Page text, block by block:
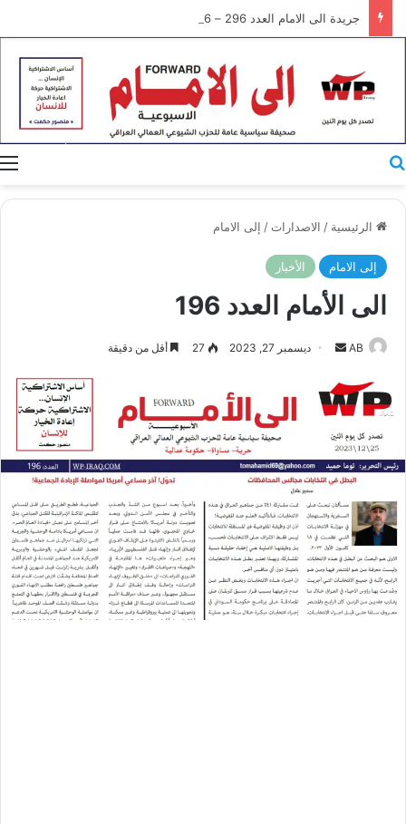
جريدة الى الامام العدد 296 – 28/07/2026
الرئيسية / الاصدارات / إلى الامام
إلى الامام الأخبار
الى الأمام العدد 196
AB
أرسل
إلكترونيا
ديسمبر 27, 2023 27 أقل من دقيقة